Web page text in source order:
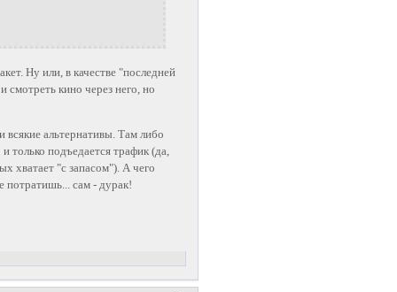
Ну или, в качестве "последней
смотреть кино через него, но
альтернативы. Там либо
только подъедается трафик (да,
хватает "с запасом"). А чего
потратишь... сам - дурак!